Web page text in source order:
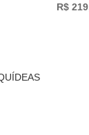
R$